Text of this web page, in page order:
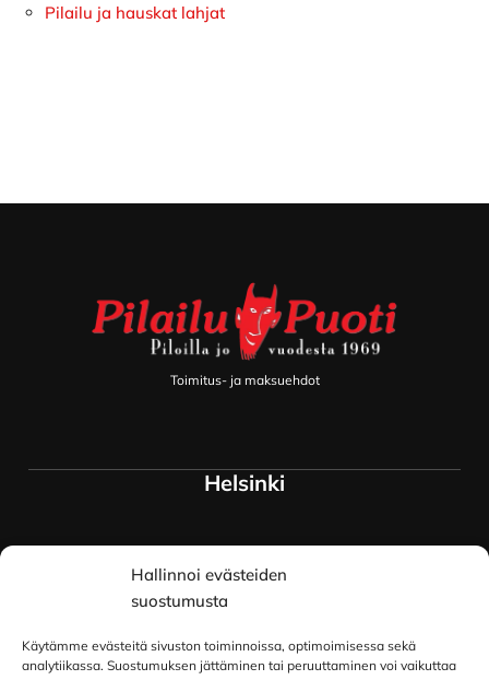
Hallinnoi evästeiden
suostumusta
Käytämme evästeitä sivuston toiminnoissa, optimoimisessa sekä
analytiikassa. Suostumuksen jättäminen tai peruuttaminen voi vaikuttaa
Pilailu ja hauskat lahjat
Toimitus- ja maksuehdot
Helsinki
Myymälä ja keskusvarasto
Siltavuorenranta 18
00170 Helsinki
Oulu